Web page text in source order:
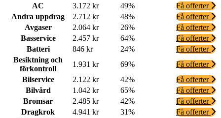
AC
3.172 kr 49%
Få offerter
Andra uppdrag
2.712 kr 48%
Få offerter
Avgaser
2.064 kr 26%
Få offerter
Basservice
2.457 kr 64%
Få offerter
Batteri
846 kr 24%
Få offerter
Besiktning och
förkontroll
1.931 kr 69%
Få offerter
Bilservice
2.122 kr 42%
Få offerter
Bilvård
1.042 kr 65%
Få offerter
Bromsar
2.485 kr 42%
Få offerter
Dragkrok
4.941 kr 31%
Få offerter